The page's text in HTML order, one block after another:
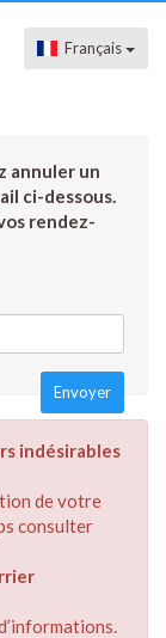
Français
annuler un
ci-dessous.
rendez-
indésirables
de votre
consulter